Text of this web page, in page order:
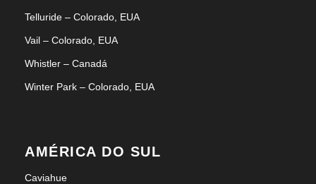
Telluride – Colorado, EUA
Vail – Colorado, EUA
Whistler – Canadá
Winter Park – Colorado, EUA
AMÉRICA DO SUL
Caviahue